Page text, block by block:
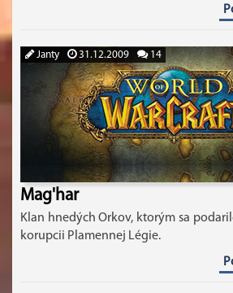
Janty 31.12.2009 14
Mag'har
Klan hnedých Orkov, ktorým sa
korupcii Plamennej Légie.